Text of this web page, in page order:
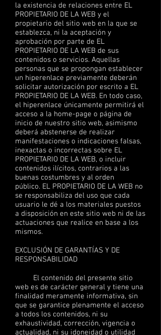
la existencia de relaciones entre EL
PROPIETARIO DE LA WEB y el
propietario del sitio web en la que se
establezca, ni la aceptación y
aprobación por parte de EL
PROPIETARIO DE LA WEB de sus
contenidos o servicios. Aquellas
personas que se propongan establecer
un hiperenlace previamente deberán
solicitar autorización por escrito a EL
PROPIETARIO DE LA WEB. En todo caso,
el hiperenlace únicamente permitirá el
acceso a la home-page o página de
inicio de nuestro sitio web, asimismo
deberá abstenerse de realizar
manifestaciones o indicaciones falsas,
inexactas o incorrectas sobre EL
PROPIETARIO DE LA WEB, o incluir
contenidos ilícitos, contrarios a las
buenas costumbres y al orden
público. EL PROPIETARIO DE LA WEB no
se responsabiliza del uso que cada
usuario le dé a los materiales puestos
a disposición en este sitio web ni de las
actuaciones que realice en base a los
mismos.
EXCLUSIÓN DE GARANTÍAS Y DE
RESPONSABILIDAD
El contenido del presente sitio
web es de carácter general y tiene una
finalidad meramente informativa, sin
que se garantice plenamente el acceso
a todos los contenidos, ni su
exhaustividad, corrección, vigencia o
actualidad, ni su idoneidad o utilidad